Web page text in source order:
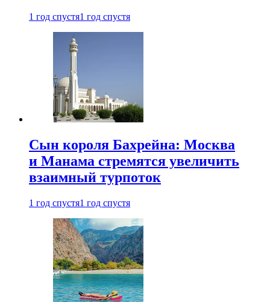
1 год спустя1 год спустя
Сын короля Бахрейна: Москва
и Манама стремятся увеличить
взаимный турпоток
1 год спустя1 год спустя